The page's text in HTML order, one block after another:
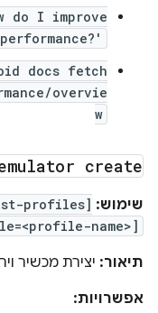
do I improve
docs fetch
overvie
w
create
שימוש: profiles]
name>]
תיאור: יצירת מכשיר
אפשרויות: